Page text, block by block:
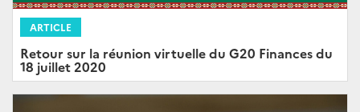
ARTICLE
Retour sur la réunion virtuelle du G20 Finances du
18 juillet 2020